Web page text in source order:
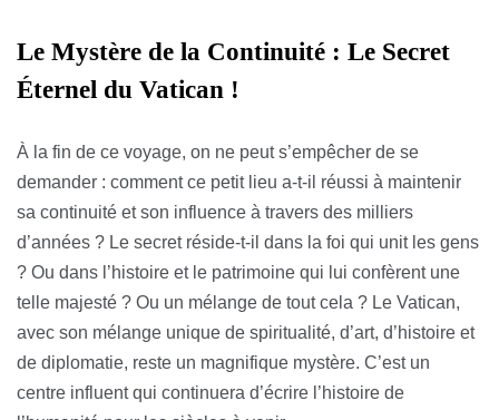
Le Mystère de la Continuité : Le Secret
Éternel du Vatican !
À la fin de ce voyage, on ne peut s’empêcher de se
demander : comment ce petit lieu a-t-il réussi à maintenir
sa continuité et son influence à travers des milliers
d’années ? Le secret réside-t-il dans la foi qui unit les gens
? Ou dans l’histoire et le patrimoine qui lui confèrent une
telle majesté ? Ou un mélange de tout cela ? Le Vatican,
avec son mélange unique de spiritualité, d’art, d’histoire et
de diplomatie, reste un magnifique mystère. C’est un
centre influent qui continuera d’écrire l’histoire de